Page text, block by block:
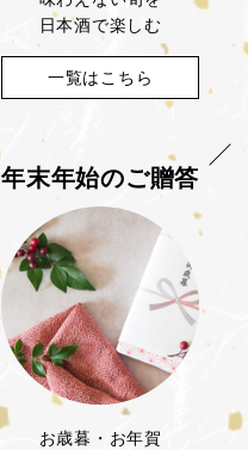
日本酒で楽しむ
一覧はこちら
年末年始のご贈答
お歳暮・お年賀